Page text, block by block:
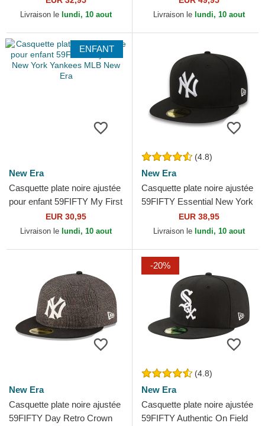
Livraison le lundi, 10 aout Livraison le lundi, 10 aout
ENFANT
New Era
Casquette plate noire ajustée
pour enfant 59FIFTY My First
New York Yankees MLB
New Era
EUR 30,95
Livraison le lundi, 10 aout
(4.8)
New Era
Casquette plate noire ajustée
59FIFTY Essential New York
Yankees MLB New Era
EUR 38,95
Livraison le lundi, 10 aout
New Era
Casquette plate noire ajustée
59FIFTY Day Retro Crown
-20%
(4.8)
New Era
Casquette plate noire ajustée
59FIFTY Authentic On Field